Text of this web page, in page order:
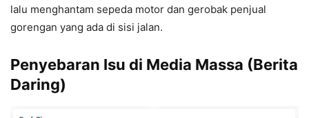
lalu menghantam sepeda motor dan gerobak penjual
gorengan yang ada di sisi jalan.
Penyebaran Isu di Media Massa (Berita
Daring)